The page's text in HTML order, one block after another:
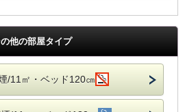
他の部屋タイプ
/11㎡・ベッド120㎝